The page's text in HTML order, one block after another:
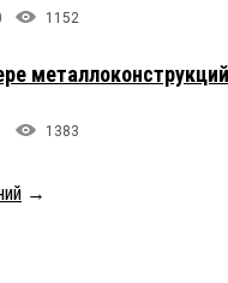
1152
1383
→